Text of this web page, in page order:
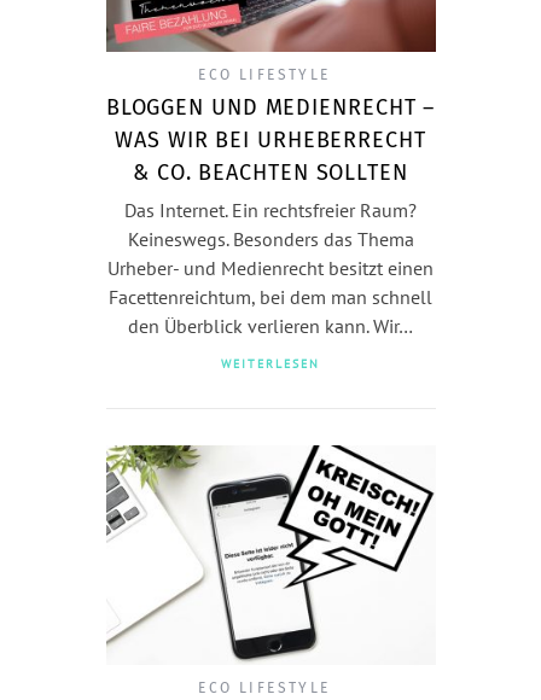
ECO LIFESTYLE
BLOGGEN UND MEDIENRECHT –
WAS WIR BEI URHEBERRECHT
& CO. BEACHTEN SOLLTEN
Das Internet. Ein rechtsfreier Raum?
Keineswegs. Besonders das Thema
Urheber- und Medienrecht besitzt einen
Facettenreichtum, bei dem man schnell
den Überblick verlieren kann. Wir…
WEITERLESEN
ECO LIFESTYLE